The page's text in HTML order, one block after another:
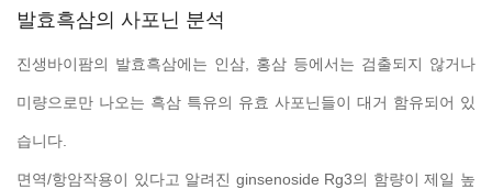
발효흑삼의 사포닌 분석
진생바이팜의 발효흑삼에는 인삼, 홍삼 등에서는 검출되지 않거나
미량으로만 나오는 흑삼 특유의 유효 사포닌들이 대거 함유되어 있
습니다.
면역/항암작용이 있다고 알려진 ginsenoside Rg3의 함량이 제일 높